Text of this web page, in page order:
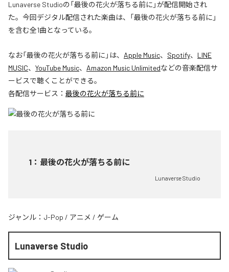
Lunaverse Studioの「最後の花火が落ちる前に」が配信開始され
た。今回デジタル配信された楽曲は、「最後の花火が落ちる前に」
を含む全1曲となっている。
なお「最後の花火が落ちる前に 」は、 Apple Music、 Spotify、 LINE
MUSIC、 YouTube Music、 Amazon Music Unlimitedなどの音楽配信サ
ービスで聴くことができる。
各配信サービス： 最後の花火が落ちる前に
1 ： 最後の花火が落ちる前に
Lunaverse Studio
ジャンル： J-Pop / アニメ / ゲーム
Lunaverse Studio